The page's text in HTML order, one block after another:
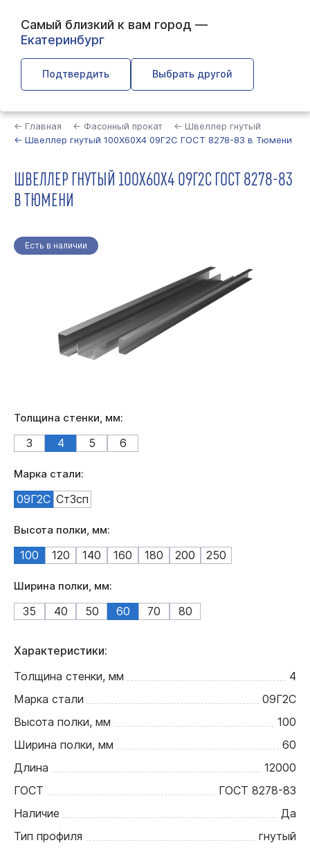
Самый близкий к вам город —
Екатеринбург
Подтвердить Выбрать другой
← Главная ← Фасонный прокат
← Швеллер гнутый
← Швеллер гнутый 100Х60Х4 09Г2С ГОСТ 8278-83 в Тюмени
ШВЕЛЛЕР ГНУТЫЙ 100Х60Х4 09Г2С ГОСТ 8278-83
В ТЮМЕНИ
Есть в наличии
Толщина стенки, мм:
3 4 5 6
Марка стали:
09Г2С Ст3сп
Высота полки, мм:
100 120 140 160 180 200 250
Ширина полки, мм:
35 40 50 60 70 80
Характеристики:
Толщина стенки, мм
4
Марка стали
09Г2С
Высота полки, мм
100
Ширина полки, мм
60
Длина
12000
ГОСТ
ГОСТ 8278-83
Наличие
Да
Тип профиля
гнутый